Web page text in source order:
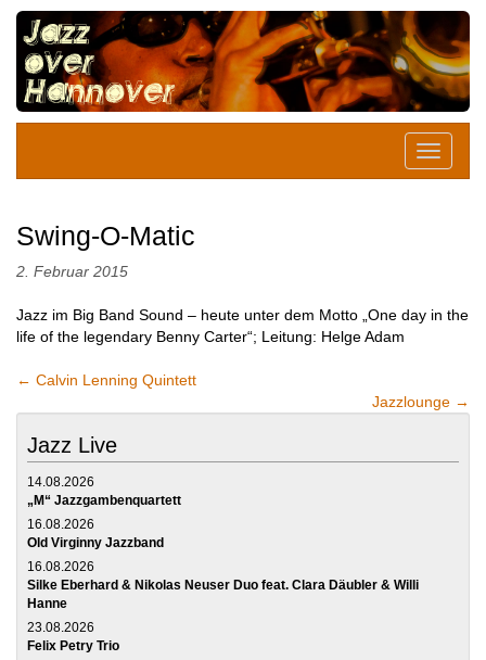
Swing-O-Matic
2. Februar 2015
Jazz im Big Band Sound – heute unter dem Motto „One day in the
life of the legendary Benny Carter“; Leitung: Helge Adam
← Calvin Lenning Quintett
Jazzlounge →
Jazz Live
14.08.2026
„M“ Jazzgambenquartett
16.08.2026
Old Virginny Jazzband
16.08.2026
Silke Eberhard & Nikolas Neuser Duo feat. Clara Däubler & Willi
Hanne
23.08.2026
Felix Petry Trio